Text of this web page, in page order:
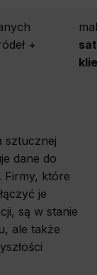
+
sztucznej
dane do
Firmy, które
je
są w stanie
ale także